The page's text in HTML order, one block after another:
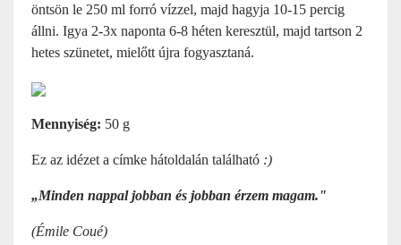
öntsön le 250 ml forró vízzel, majd hagyja 10-15 percig
állni. Igya 2-3x naponta 6-8 héten keresztül, majd tartson 2
hetes szünetet, mielőtt újra fogyasztaná.
Mennyiség: 50 g
Ez az idézet a címke hátoldalán található :)
„Minden nappal jobban és jobban érzem magam."
(Émile Coué)